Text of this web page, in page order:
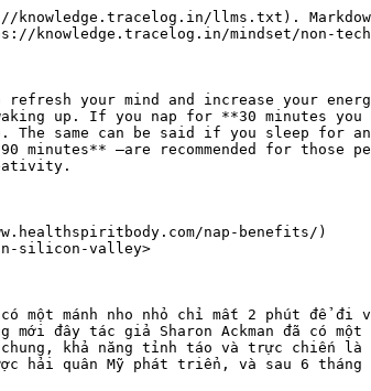
llms.txt).
knowledge.tracelog.in/mindset/non-
your mind and increase your
up. If you nap for **30 minutes you
same can be said if you sleep for
minutes** —are recommended for
nap-benefits/)
in-silicon-valley>
mánh nho nhỏ chỉ mất 2 phút để đi
mới đây tác giả Sharon Ackman
khả năng tỉnh táo và trực chiến
quân Mỹ phát triển, và sau 6 tháng